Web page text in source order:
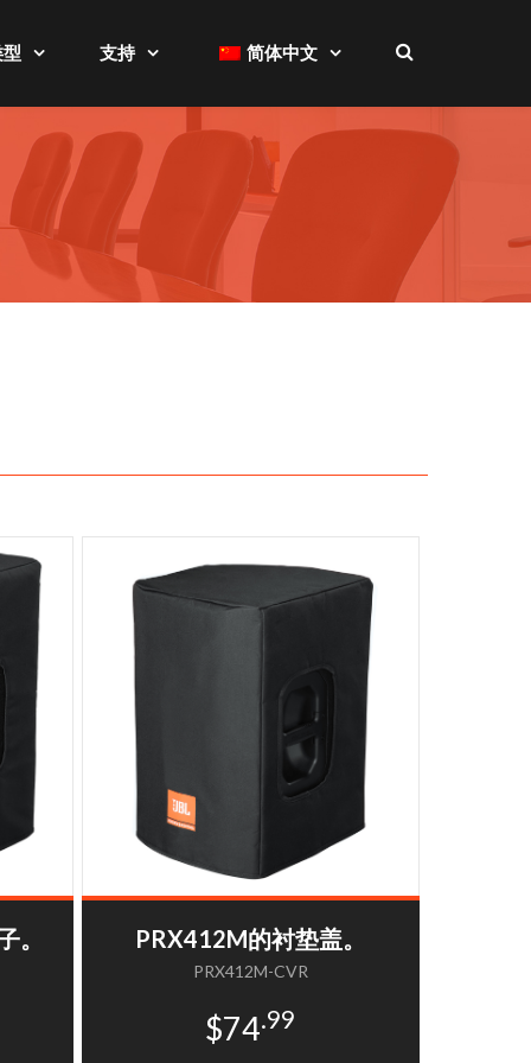
支持 简体中文
。 PRX412M的衬垫盖。
PRX412M-CVR
$74.99